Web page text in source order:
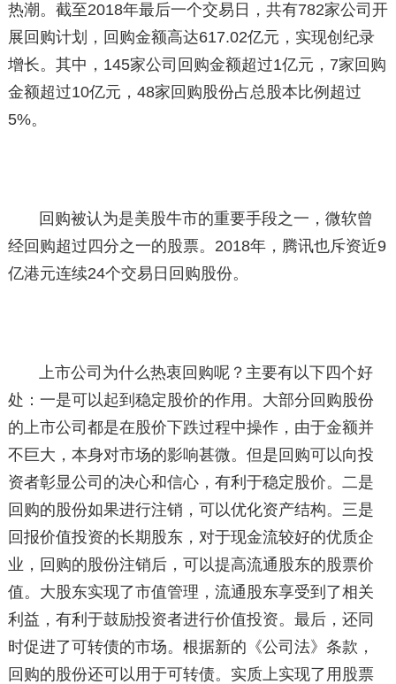
热潮。截至2018年最后一个交易日，共有782家公司开
展回购计划，回购金额高达617.02亿元，实现创纪录
增长。其中，145家公司回购金额超过1亿元，7家回购
金额超过10亿元，48家回购股份占总股本比例超过
5%。
回购被认为是美股牛市的重要手段之一，微软曾
经回购超过四分之一的股票。2018年，腾讯也斥资近9
亿港元连续24个交易日回购股份。
上市公司为什么热衷回购呢？主要有以下四个好
处：一是可以起到稳定股价的作用。大部分回购股份
的上市公司都是在股价下跌过程中操作，由于金额并
不巨大，本身对市场的影响甚微。但是回购可以向投
资者彰显公司的决心和信心，有利于稳定股价。二是
回购的股份如果进行注销，可以优化资产结构。三是
回报价值投资的长期股东，对于现金流较好的优质企
业，回购的股份注销后，可以提高流通股东的股票价
值。大股东实现了市值管理，流通股东享受到了相关
利益，有利于鼓励投资者进行价值投资。最后，还同
时促进了可转债的市场。根据新的《公司法》条款，
回购的股份还可以用于可转债。实质上实现了用股票